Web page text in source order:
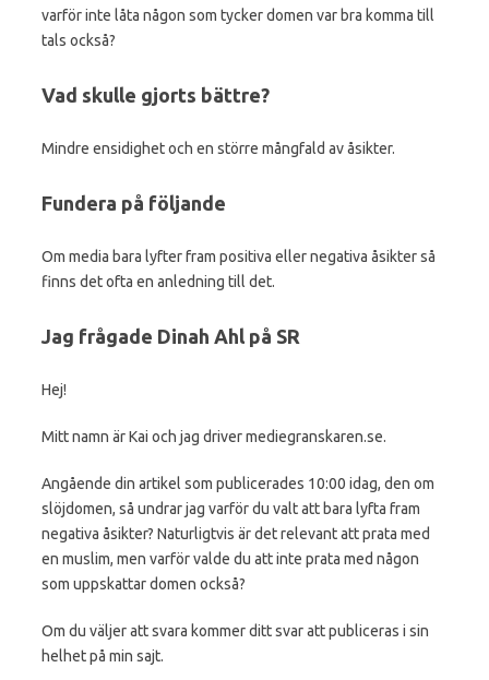
varför inte låta någon som tycker domen var bra komma till
tals också?
Vad skulle gjorts bättre?
Mindre ensidighet och en större mångfald av åsikter.
Fundera på följande
Om media bara lyfter fram positiva eller negativa åsikter så
finns det ofta en anledning till det.
Jag frågade Dinah Ahl på SR
Hej!
Mitt namn är Kai och jag driver mediegranskaren.se.
Angående din artikel som publicerades 10:00 idag, den om
slöjdomen, så undrar jag varför du valt att bara lyfta fram
negativa åsikter? Naturligtvis är det relevant att prata med
en muslim, men varför valde du att inte prata med någon
som uppskattar domen också?
Om du väljer att svara kommer ditt svar att publiceras i sin
helhet på min sajt.